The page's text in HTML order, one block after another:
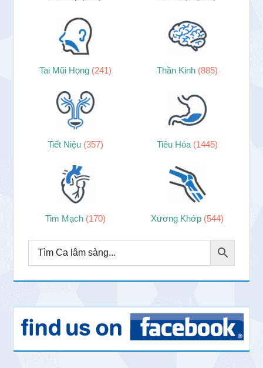
Tai Mũi Họng (241) Thần Kinh (885)
Tiết Niệu (357) Tiêu Hóa (1445)
Tim Mạch (170) Xương Khớp (544)